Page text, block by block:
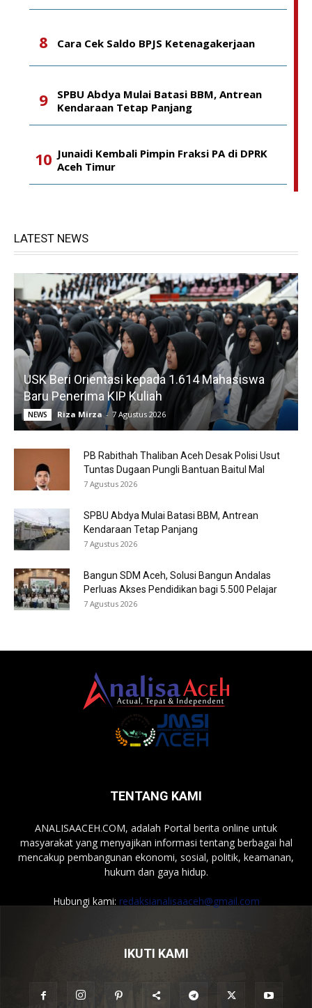
Cara Cek Saldo BPJS Ketenagakerjaan
SPBU Abdya Mulai Batasi BBM, Antrean
Kendaraan Tetap Panjang
Junaidi Kembali Pimpin Fraksi PA di DPRK
Aceh Timur
LATEST NEWS
USK Beri Orientasi kepada 1.614 Mahasiswa
Baru Penerima KIP Kuliah
NEWS Riza Mirza - 7 Agustus 2026
PB Rabithah Thaliban Aceh Desak Polisi Usut
Tuntas Dugaan Pungli Bantuan Baitul Mal
7 Agustus 2026
SPBU Abdya Mulai Batasi BBM, Antrean
Kendaraan Tetap Panjang
7 Agustus 2026
Bangun SDM Aceh, Solusi Bangun Andalas
Perluas Akses Pendidikan bagi 5.500 Pelajar
7 Agustus 2026
TENTANG KAMI
ANALISAACEH.COM, adalah Portal berita online untuk
masyarakat yang menyajikan informasi tentang berbagai hal
mencakup pembangunan ekonomi, sosial, politik, keamanan,
hukum dan gaya hidup.
Hubungi kami: redaksianalisaaceh@gmail.com
IKUTI KAMI